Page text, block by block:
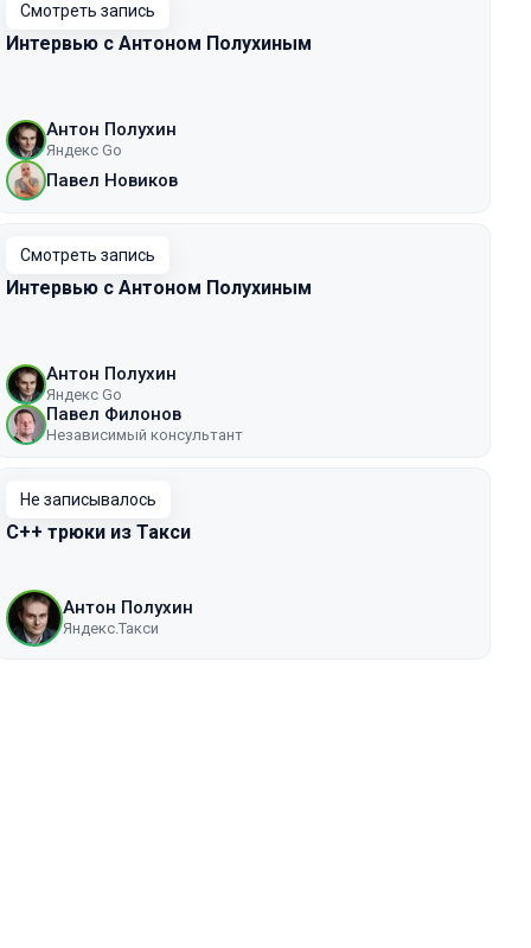
Смотреть запись
Интервью с Антоном Полухиным
Антон Полухин
Яндекс Go
Павел Новиков
Смотреть запись
Интервью с Антоном Полухиным
Антон Полухин
Яндекс Go
Павел Филонов
Независимый консультант
Не записывалось
C++ трюки из Такси
Антон Полухин
Яндекс.Такси